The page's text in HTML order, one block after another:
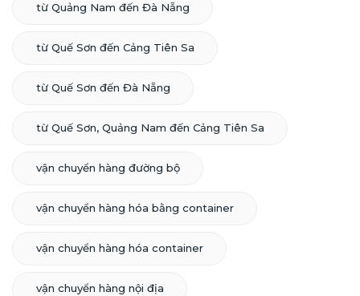
từ Quảng Nam đến Đà Nẵng
từ Quế Sơn đến Cảng Tiên Sa
từ Quế Sơn đến Đà Nẵng
từ Quế Sơn, Quảng Nam đến Cảng Tiên Sa
vận chuyển hàng đường bộ
vận chuyển hàng hóa bằng container
vận chuyển hàng hóa container
vận chuyển hàng nội địa